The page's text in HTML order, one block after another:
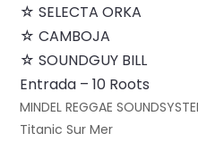
☆ SELECTA ORKA
☆ CAMBOJA
☆ SOUNDGUY BILL
Entrada – 10 Roots
MINDEL REGGAE
Titanic Sur Mer